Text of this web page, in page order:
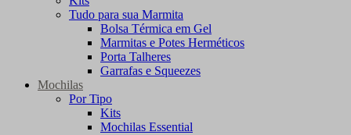
Tudo para sua Marmita
Bolsa Térmica em Gel
Marmitas e Potes Herméticos
Porta Talheres
Garrafas e Squeezes
Mochilas
Por Tipo
Kits
Mochilas Essential